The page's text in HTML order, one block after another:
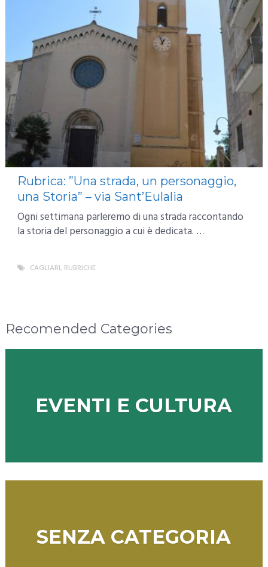
Rubrica: ”Una strada, un personaggio,
una Storia” – via Sant’Eulalia
Ogni settimana parleremo di una strada raccontando
la storia del personaggio a cui è dedicata. …
CAGLIARI, RUBRICHE
Recomended Categories
EVENTI E CULTURA
SENZA CATEGORIA